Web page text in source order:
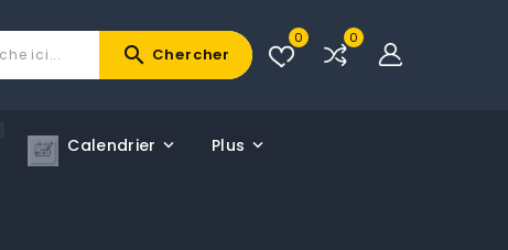
0
0
search Chercher
Calendrier Plus